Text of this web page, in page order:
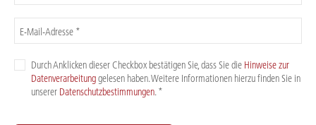
E-Mail-Adresse *
Durch Anklicken dieser Checkbox bestätigen Sie, dass Sie die Hinweise zur
Datenverarbeitunggelesen haben. Weitere Informationen hierzu finden Sie in
unserer Datenschutzbestimmungen. *